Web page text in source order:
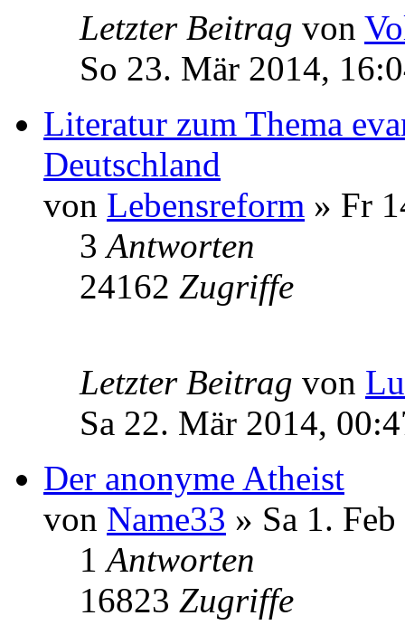
Letzter Beitrag von
So 23. Mär 2014,
Literatur zum Thema
Deutschland
von Lebensreform » Fr
3Antworten
24162 Zugriffe
Letzter Beitrag von
Sa 22. Mär 2014,
Der anonyme Atheist
von Name33 » Sa 1.
1Antworten
16823 Zugriffe